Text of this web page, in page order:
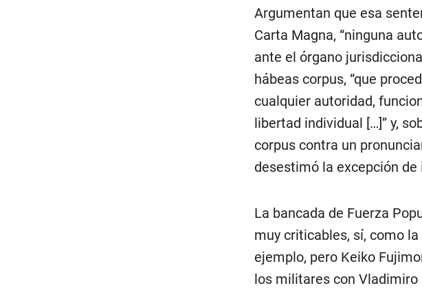
Argumentan que esa
Carta Magna, “ninguna
ante el órgano
hábeas corpus, “que
cualquier autoridad,
libertad individual […]” y,
corpus contra un
desestimó la excepción
La bancada de Fuerza
muy criticables, sí, como
ejemplo, pero Keiko
los militares con